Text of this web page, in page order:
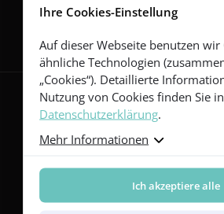
Folgen Sie uns
Yellow Series
Green Series
Blue Series
Ihre Cookies-Einstellung
Auf dieser Webseite benutzen wir
ähnliche Technologien
„Cookies“). Detaillierte
Nutzung von Cookies finden Sie
Datenschutzerklärung.
Mehr Informationen
Ich akzeptiere alle